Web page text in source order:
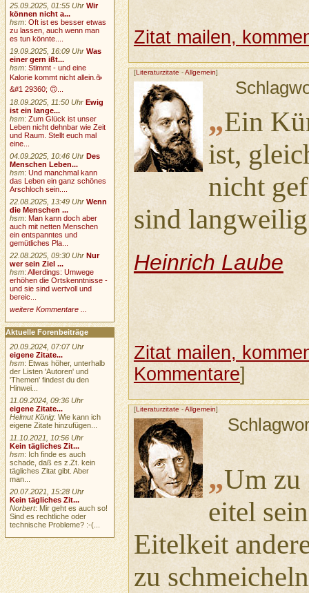
Zitat mailen,
[Literaturzitate -Allgemein]
„Ein
ist,
nicht
sind
Heinrich Laube
Zitat mailen,
Kommentare]
[Literaturzitate -Allgemein]
„Um zu
eitel
Eitelkeit
zu
25.09.2025, 01:55 Uhr Wir
können nicht a...
hsm:Oft ist es besser etwas
zu lassen, auch wenn man
es tun könnte....
19.09.2025, 16:09 Uhr Was
einer gern ißt...
hsm:Stimmt - und eine
Kalorie kommt nicht allein.☕
&#1 29360; 🙃...
18.09.2025, 11:50 Uhr Ewig
ist ein lange...
hsm:Zum Glück ist unser
Leben nicht dehnbar wie Zeit
und Raum. Stellt euch mal
eine...
04.09.2025, 10:46 Uhr Des
Menschen Leben...
hsm:Und manchmal kann
das Leben ein ganz schönes
Arschloch sein....
22.08.2025, 13:49 Uhr Wenn
die Menschen ...
hsm:Man kann doch aber
auch mit netten Menschen
ein entspanntes und
gemütliches Pla...
22.08.2025, 09:30 Uhr Nur
wer sein Ziel ...
hsm:Allerdings: Umwege
erhöhen die Ortskenntnisse -
und sie sind wertvoll und
bereic...
weitere Kommentare ...
Aktuelle Forenbeiträge
20.09.2024, 07:07 Uhr
eigene Zitate...
hsm: Etwas höher, unterhalb
der Listen 'Autoren' und
'Themen' findest du den
Hinwei...
11.09.2024, 09:36 Uhr
eigene Zitate...
Helmut König: Wie kann ich
eigene Zitate hinzufügen...
11.10.2021, 10:56 Uhr
Kein tägliches Zit...
hsm: Ich finde es auch
schade, daß es z.Zt. kein
tägliches Zitat gibt. Aber
man...
20.07.2021, 15:28 Uhr
Kein tägliches Zit...
Norbert: Mir geht es auch so!
Sind es rechtliche oder
technische Probleme? :-(...